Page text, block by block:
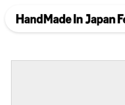
Photo Gallery